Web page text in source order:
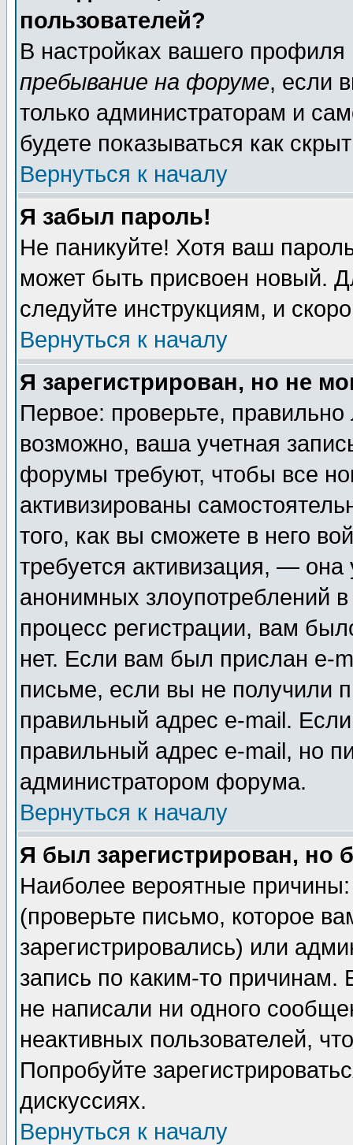
пользователей?
В настройках вашего
пребывание на форуме, если
только администраторам и
будете показываться как
Вернуться к началу
Я забыл пароль!
Не паникуйте! Хотя ваш
может быть присвоен новый.
следуйте инструкциям, и
Вернуться к началу
Я зарегистрирован, но не
Первое: проверьте,
возможно, ваша учетная
форумы требуют, чтобы все
активизированы
того, как вы сможете в него
требуется активизация, —
анонимных злоупотреблений
процесс регистрации, вам
нет. Если вам был прислан e-
письме, если вы не получили
правильный адрес e-mail.
правильный адрес e-mail, но
администратором форума.
Вернуться к началу
Я был зарегистрирован, но
Наиболее вероятные
(проверьте письмо, которое
зарегистрировались) или
запись по каким-то
не написали ни одного
неактивных пользователей,
Попробуйте
дискуссиях.
Вернуться к началу